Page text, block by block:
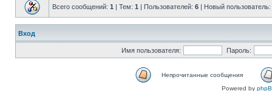
Всего сообщений: 1 | Тем: 1 | Пользователей: 6 | Новый пользователь:
Вход
Имя пользователя: Пароль:
Непрочитанные сообщения
Powered by